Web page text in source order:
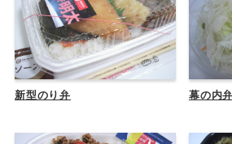
新型のり弁 幕の内